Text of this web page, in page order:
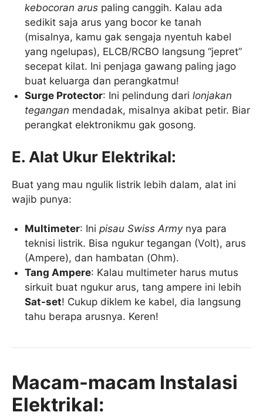
kebocoran arus paling canggih. Kalau ada
sedikit saja arus yang bocor ke tanah
(misalnya, kamu gak sengaja nyentuh kabel
yang ngelupas), ELCB/RCBO langsung “jepret”
secepat kilat. Ini penjaga gawang paling jago
buat keluarga dan perangkatmu!
Surge Protector: Ini pelindung darilonjakan
tegangan mendadak, misalnya akibat petir. Biar
perangkat elektronikmu gak gosong.
E. Alat Ukur Elektrikal:
Buat yang mau ngulik listrik lebih dalam, alat ini
wajib punya:
Multimeter: Inipisau Swiss Armynya para
teknisi listrik. Bisa ngukur tegangan (Volt), arus
(Ampere), dan hambatan (Ohm).
Tang Ampere: Kalau multimeter harus mutus
sirkuit buat ngukur arus, tang ampere ini lebih
Sat-set! Cukup diklem ke kabel, dia langsung
tahu berapa arusnya. Keren!
Macam-macam Instalasi
Elektrikal: